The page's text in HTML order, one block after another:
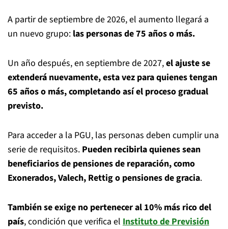
A partir de septiembre de 2026, el aumento llegará a
un nuevo grupo: las personas de 75 años o más.
Un año después, en septiembre de 2027,el ajuste se
extenderá nuevamente, esta vez para quienes tengan
65 años o más, completando así el proceso gradual
previsto.
Para acceder a la PGU, las personas deben cumplir una
serie de requisitos. Pueden recibirla quienes sean
beneficiarios de pensiones de reparación, como
Exonerados, Valech, Rettig o pensiones de gracia.
También se exige no pertenecer al 10% más rico del
país, condición que verifica el Instituto de Previsión